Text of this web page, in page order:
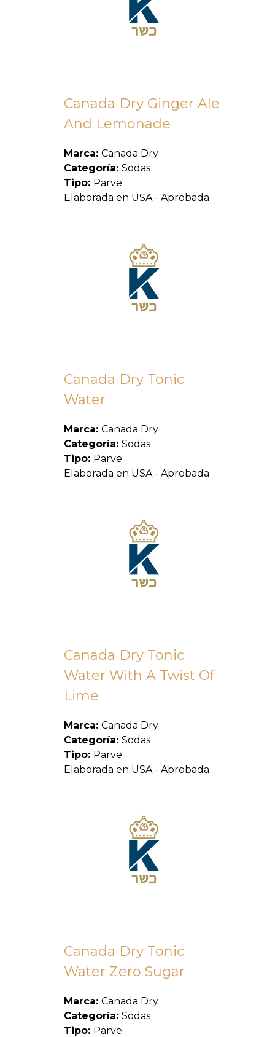
Canada Dry Ginger Ale
And Lemonade
Marca: Canada Dry
Categoría: Sodas
Tipo: Parve
Elaborada en USA - Aprobada
Canada Dry Tonic
Water
Marca: Canada Dry
Categoría: Sodas
Tipo: Parve
Elaborada en USA - Aprobada
Canada Dry Tonic
Water With A Twist Of
Lime
Marca: Canada Dry
Categoría: Sodas
Tipo: Parve
Elaborada en USA - Aprobada
Canada Dry Tonic
Water Zero Sugar
Marca: Canada Dry
Categoría: Sodas
Tipo: Parve